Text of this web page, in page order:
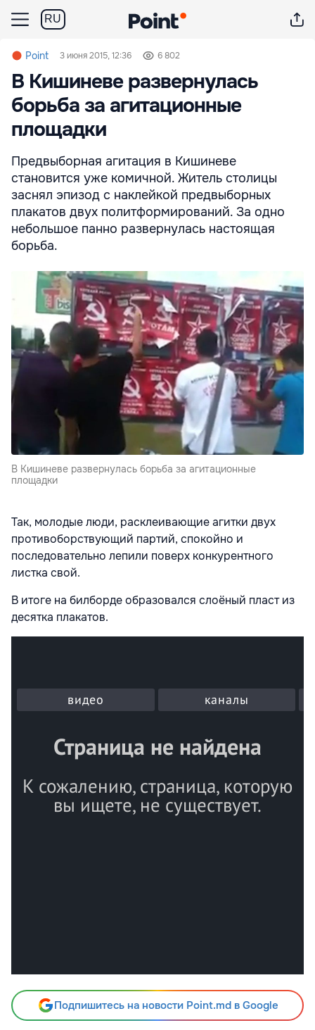
RU
Point 3 июня 2015, 12:36 6 802
В Кишиневе развернулась
борьба за агитационные
площадки
Предвыборная агитация в Кишиневе
становится уже комичной. Житель столицы
заснял эпизод с наклейкой предвыборных
плакатов двух политформирований. За одно
небольшое панно развернулась настоящая
борьба.
В Кишиневе развернулась борьба за агитационные
площадки
Так, молодые люди, расклеивающие агитки двух
противоборствующий партий, спокойно и
последовательно лепили поверх конкурентного
листка свой.
В итоге на билборде образовался слоёный пласт из
десятка плакатов.
Подпишитесь на новости Point.md в Google